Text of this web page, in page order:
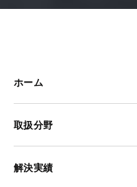
ホーム
取扱分野
解決実績